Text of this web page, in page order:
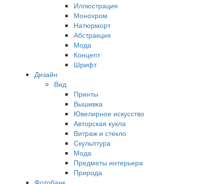
Иллюстрация
Монохром
Натюрморт
Абстракция
Мода
Концепт
Шрифт
Дизайн
Вид
Принты
Вышивка
Ювелирное искусство
Авторская кукла
Витраж и стекло
Скульптура
Мода
Предметы интерьера
Природа